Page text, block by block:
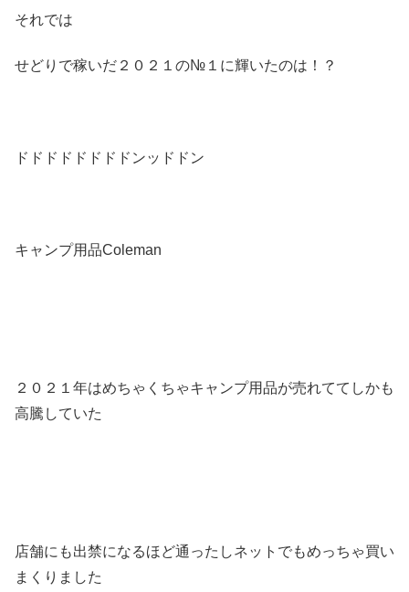
それでは
せどりで稼いだ２０２１の№１に輝いたのは！？
ドドドドドドドドンッドドン
キャンプ用品Coleman
２０２１年はめちゃくちゃキャンプ用品が売れててしかも
高騰していた
店舗にも出禁になるほど通ったしネットでもめっちゃ買い
まくりました